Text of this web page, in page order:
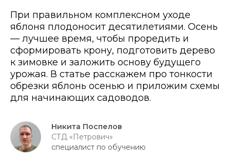
Никита Поспелов
СТД «Петрович»
специалист по обучению
При правильном комплексном уходе
яблоня плодоносит десятилетиями. Осень
— лучшее время, чтобы проредить и
сформировать крону, подготовить дерево
к зимовке и заложить основу будущего
урожая. В статье расскажем про тонкости
обрезки яблонь осенью и приложим схемы
для начинающих садоводов.